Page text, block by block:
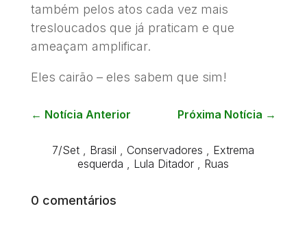
também pelos atos cada vez mais
tresloucados que já praticam e que
ameaçam amplificar.
Eles cairão – eles sabem que sim!
← Notícia Anterior Próxima Notícia →
7/Set Brasil Conservadores
Extrema
esquerda
Lula Ditador Ruas
0 comentários